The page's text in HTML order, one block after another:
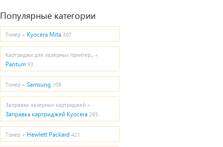
Популярные категории
Тонер » Kyocera Mita 307
Картриджи для лазерных принтер... »
Pantum 93
Тонер » Samsung 108
Заправка лазерных картриджей »
Заправка картриджей Kyocera 265
Тонер » Hewlett Packard 421